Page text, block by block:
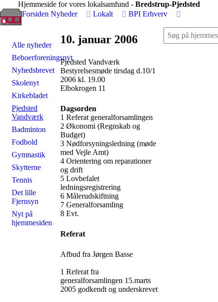
Hjemmeside for vores lokalsamfund - Bredstrup-Pjedsted
Forsiden Nyheder Lokalt BPI Erhverv
Alle nyheder
Beboerforeningsnyt
Nyhedsbrevet
Skolenyt
Kirkebladet
Pjedsted
Vandværk
Badminton
Fodbold
Gymnastik
Skytterne
Tennis
Det lille
Fjernsyn
Nyt på
hjemmesiden
10. januar 2006
Pjedsted Vandværk
Bestyrelsesmøde tirsdag d.10/1
2006 kl. 19.00
Elbokrogen 11
Dagsorden
1 Referat generalforsamlingen
2 Økonomi (Regnskab og
Budget)
3 Nødforsyningsledning (møde
med Vejle Amt)
4 Orientering om reparationer
og drift
5 Lovbefalet
ledningsregistrering
6 Målerudskiftning
7 Generalforsamling
8 Evt.
Referat
Afbud fra Jørgen Basse
1 Referat fra
generalforsamlingen 15.marts
2005 godkendt og underskrevet